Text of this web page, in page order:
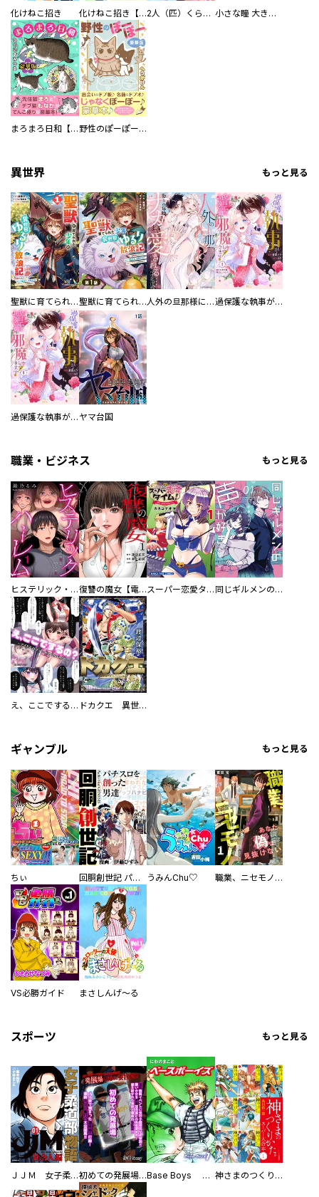
化けねこ招き 化けねこ招き【描きおろし付合冊版】 2人（匹）くらし。 小さな瞳 大きな鼓動
まろまろ日和【豪華版】 野性のぽーぽー【豪華版】
異世界 もっと見る
聖獣に育てられた少年の異世界ゆるり放浪記～神様からもらったチート魔法で、仲間たちとスローライフを満喫中～ 聖獣に育てられた少年の異世界ゆるり放浪記～神様からもらったチート魔法で、仲間たちとスローライフを満喫中～【分冊版】 人外の旦那様に娶られ毎晩ナカまで愛される…。アンソロジー 過保護な執事が私の婚活を邪魔してきます！ 分冊版
過保護な執事が私の婚活を邪魔してきます！ ヤマ台国
職業・ビジネス もっと見る
ヒステリック・ハーレム～搾られる男と堕ちる女～【電子単行本版】 復讐の魔女【電子単行本版】 スーパー恋愛タイム！～現場でドＳな彼女は自宅でデレる～ 同じギルメンの声が好き
え、ここでするの？ アイドルのファンが知らない日常 ドカクエ 異世界ドカコッククエスト
ギャンブル もっと見る
ちぃ 回胴創世記 パチスロを創った男達 うみんChu♡ 職業、ニセモノ～あなたに偽は見抜けない【電子単行本版】
VS必勝ガイド まさしんげ～る
スポーツ もっと見る
ＪＪＭ 女子柔道部物語 社会人編 初めての発展場 【白抜き修正版】 Base Boys 新装版 神さまのつくりかた。スーパー大合本